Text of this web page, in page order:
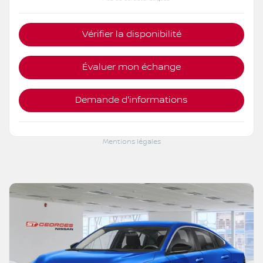
Vérifier la disponibilité
Évaluer mon échange
Demande d'informations
Mentions légales